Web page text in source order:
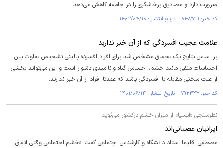
ضرورت دارد و مصادیق پرخاشگری را در جامعه کاهش می‌دهد.
کد خبر: ۸۴۸۵۳۱ تاریخ انتشار : ۱۴۰۲/۰۴/۱۰
علامت عجیب افسردگی که از آن خبر ندارید
بر اساس نتایج یک تحقیق مشخص شد برای افراد افسرده بالینی تشخیص تفاوت بین
احساسات منفی مانند خشم، احساس گناه و ناامیدی دشوار است و این می‌تواند بخشی
از علت سختی مقابله با افسردگی باشد که عمدتا افراد از آن خبر ندارند.
کد خبر: ۷۹۲۳۲۳ تاریخ انتشار : ۱۴۰۱/۰۶/۱۴
نظرسنجی «ایسپا» از میزان خشم درکشور می‌گوید:
ایرانیان عصبانی‌اند
مصطفی اقلیما استاد دانشگاه و کارشناس اجتماعی گفت: «خشم اجتماعی وقتی اتفاق